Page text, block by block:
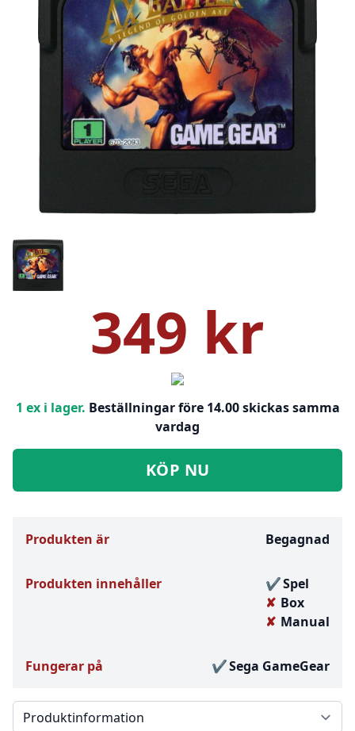
349 kr
1 ex i lager. Beställningar före 14.00 skickas samma
vardag
KÖP NU
Produkten är Begagnad
Produkten innehåller
Spel
Box
Manual
Fungerar på Sega GameGear
Välj en flik